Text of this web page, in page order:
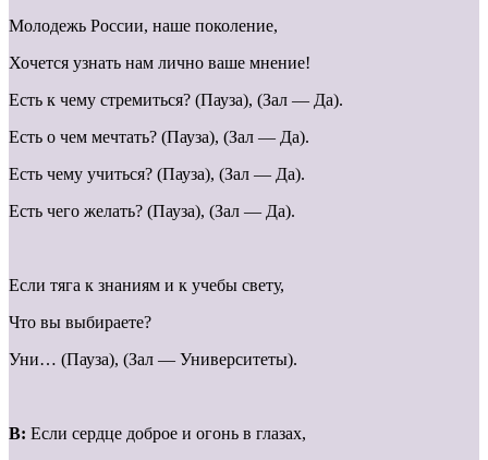
Молодежь России, наше поколение,
Хочется узнать нам лично ваше мнение!
Есть к чему стремиться? (Пауза), (Зал — Да).
Есть о чем мечтать? (Пауза), (Зал — Да).
Есть чему учиться? (Пауза), (Зал — Да).
Есть чего желать? (Пауза), (Зал — Да).
Если тяга к знаниям и к учебы свету,
Что вы выбираете?
Уни… (Пауза), (Зал — Университеты).
В: Если сердце доброе и огонь в глазах,